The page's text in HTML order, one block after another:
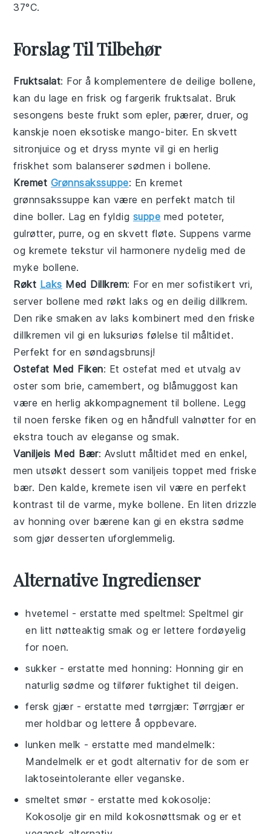
37°C.
Forslag Til Tilbehør
Fruktsalat: For å komplementere de deilige bollene,
kan du lage en frisk og fargerik fruktsalat. Bruk
sesongens bestefrukt somepler, pærer,druer, og
kanskje noen eksotiske mango-biter. En skvett
sitronjuice og et dryssmynte vil gi en herlig
friskhet som balanserer sødmen i bollene.
Kremet Grønnsakssuppe: Enkremet
grønnsakssuppe kan være en perfekt match til
dine boller. Lag en fyldig suppe med poteter,
gulrøtter, purre, og en skvett fløte. Suppens varme
og kremete tekstur vil harmonere nydelig med de
myke bollene.
Røkt Laks Med Dillkrem: For en mer sofistikert vri,
server bollene med røkt laks og en deiligdillkrem.
Den rike smaken av laks kombinert med den friske
dillkremen vil gi en luksuriøs følelse til måltidet.
Perfekt for en søndagsbrunsj!
Ostefat Med Fiken: Etostefat med et utvalg av
oster som brie,camembert, og blåmuggost kan
være en herlig akkompagnement til bollene. Legg
til noen ferskefiken og en håndfull valnøtter for en
ekstra touch av eleganse og smak.
Vaniljeis Med Bær: Avslutt måltidet med en enkel,
men utsøkt dessert som vaniljeis toppet med friske
bær. Den kalde, kremeteisen vil være en perfekt
kontrast til de varme, myke bollene. En liten drizzle
av honning over bærene kan gi en ekstra sødme
som gjør desserten uforglemmelig.
Alternative Ingredienser
hvetemel - erstatte medspeltmel: Speltmel gir
en litt nøtteaktig smak og er lettere fordøyelig
for noen.
sukker - erstatte medhonning: Honning gir en
naturlig sødme og tilfører fuktighet til deigen.
fersk gjær - erstatte medtørrgjær: Tørrgjær er
mer holdbar og lettere å oppbevare.
lunken melk - erstatte med mandelmelk:
Mandelmelk er et godt alternativ for de som er
laktoseintolerante eller veganske.
smeltet smør - erstatte medkokosolje:
Kokosolje gir en mild kokosnøttsmak og er et